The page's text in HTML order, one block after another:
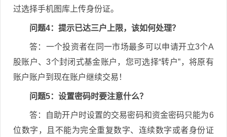
过选择手机图库上传身份证。
问题4：提示已达三户上限，该如何处理？
答：一个投资者在同一市场最多可以申请开立3个A
股账户、3个封闭式基金账户，您可选择“转户”，将原有
账户账户到现在账户继续交易！
问题5：设置密码时要注意什么？
答：自助开户时设置的交易密码和资金密码只能为6
位数字，且不能为完全重复数字、连续数字或者身份证